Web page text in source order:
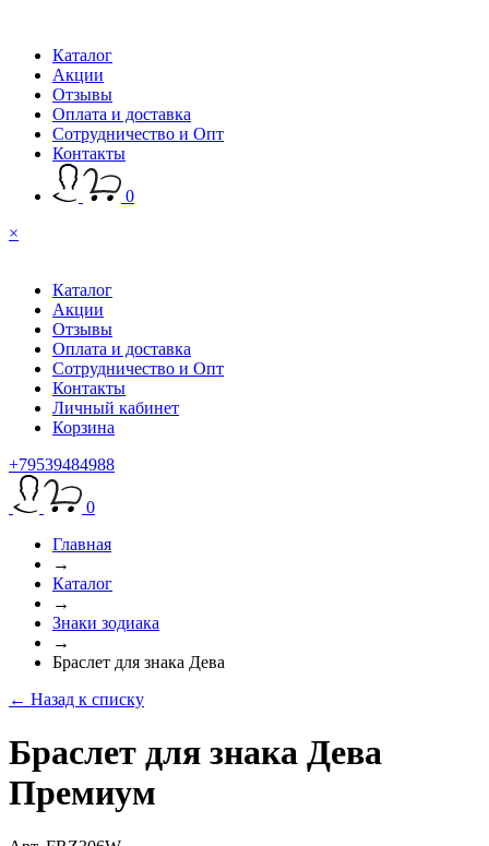
Каталог
Акции
Отзывы
Оплата и доставка
Сотрудничество и Опт
Контакты
0
×
Каталог
Акции
Отзывы
Оплата и доставка
Сотрудничество и Опт
Контакты
Личный кабинет
Корзина
+79539484988
0
Главная
→
Каталог
→
Знаки зодиака
→
Браслет для знака Дева
← Назад к списку
Браслет для знака Дева
Премиум